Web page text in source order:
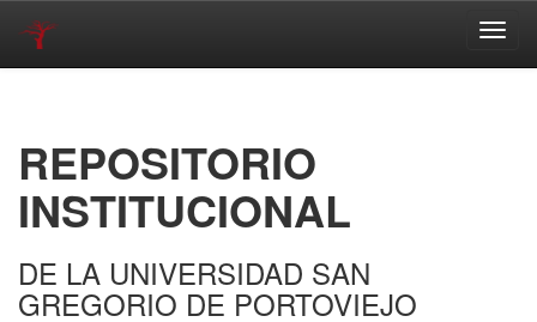
REPOSITORIO
INSTITUCIONAL
DE LA UNIVERSIDAD SAN
GREGORIO DE PORTOVIEJO